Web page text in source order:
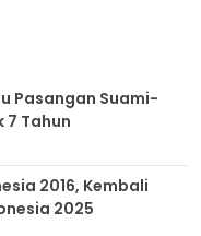
Pasangan Suami-
7 Tahun
2016, Kembali
2025